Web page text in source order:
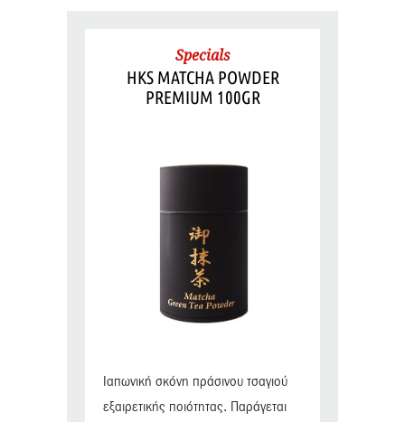
Specials
HKS MATCHA POWDER
PREMIUM 100GR
Ιαπωνική σκόνη πράσινου τσαγιού
εξαιρετικής ποιότητας. Παράγεται